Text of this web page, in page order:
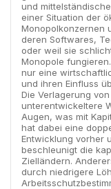
und
einer Situation der
Monopolkonzernen
deren Softwares,
oder weil sie
Monopole
nur eine
und ihren Einfluss
Die Verlagerung
unterentwickeltere
Augen, was mit
hat dabei eine
Entwicklung vorher
beschleunigt die
Zielländern.
durch niedrigere